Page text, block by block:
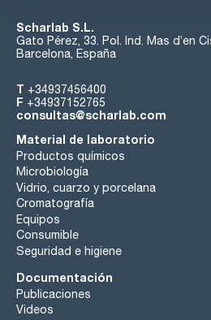
Scharlab S.L.
Gato Pérez, 33. Pol. Ind. Mas d’en
Barcelona, España
T +34937456400
F +34937152765
consultas@scharlab.com
Material de laboratorio
Productos químicos
Microbiología
Vidrio, cuarzo y porcelana
Cromatografía
Equipos
Consumible
Seguridad e higiene
Documentación
Publicaciones
Videos